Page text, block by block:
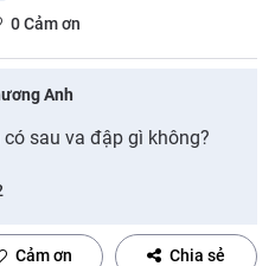
0Cảm ơn
Anh
có sau va đập gì không?
Cảm ơn Chia sẻ